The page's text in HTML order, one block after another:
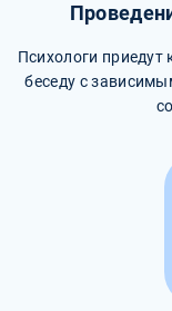
Психологи
беседу с